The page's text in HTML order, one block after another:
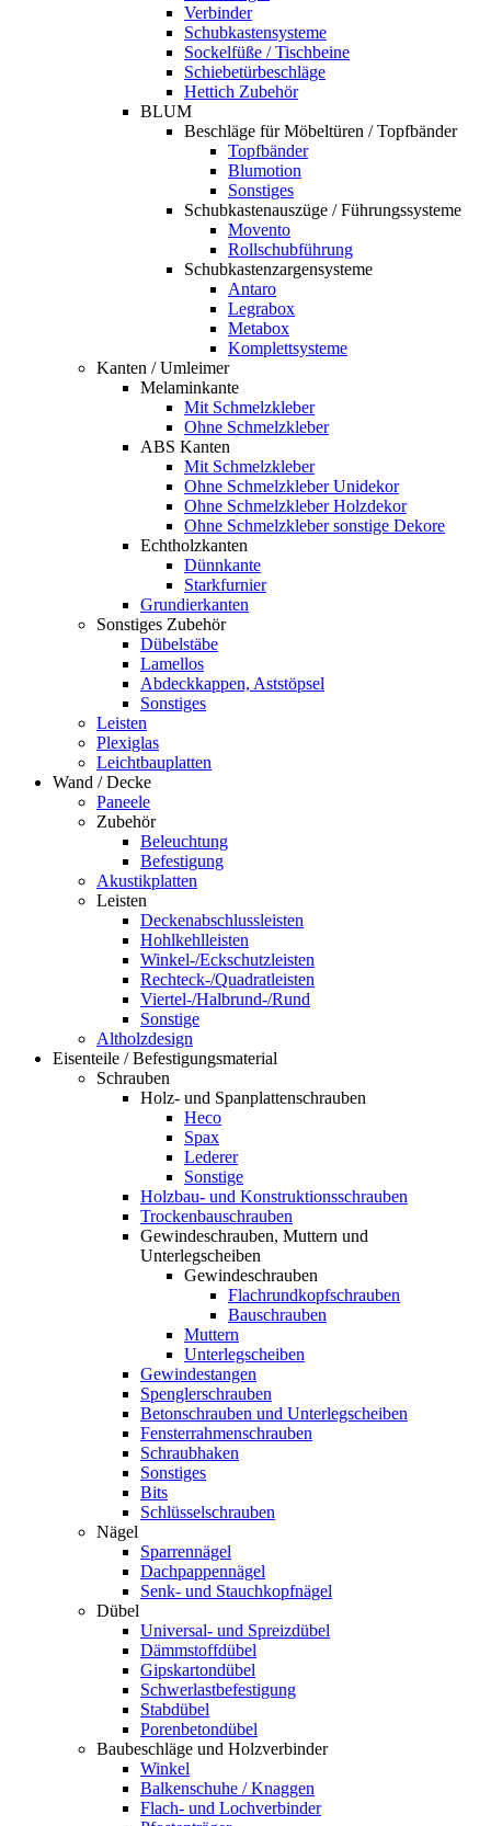
Verbinder
Schubkastensysteme
Sockelfüße / Tischbeine
Schiebetürbeschläge
Hettich Zubehör
BLUM
Beschläge für Möbeltüren / Topfbänder
Topfbänder
Blumotion
Sonstiges
Schubkastenauszüge / Führungssysteme
Movento
Rollschubführung
Schubkastenzargensysteme
Antaro
Legrabox
Metabox
Komplettsysteme
Kanten / Umleimer
Melaminkante
Mit Schmelzkleber
Ohne Schmelzkleber
ABS Kanten
Mit Schmelzkleber
Ohne Schmelzkleber Unidekor
Ohne Schmelzkleber Holzdekor
Ohne Schmelzkleber sonstige Dekore
Echtholzkanten
Dünnkante
Starkfurnier
Grundierkanten
Sonstiges Zubehör
Dübelstäbe
Lamellos
Abdeckkappen, Aststöpsel
Sonstiges
Leisten
Plexiglas
Leichtbauplatten
Wand / Decke
Paneele
Zubehör
Beleuchtung
Befestigung
Akustikplatten
Leisten
Deckenabschlussleisten
Hohlkehlleisten
Winkel-/Eckschutzleisten
Rechteck-/Quadratleisten
Viertel-/Halbrund-/Rund
Sonstige
Altholzdesign
Eisenteile / Befestigungsmaterial
Schrauben
Holz- und Spanplattenschrauben
Heco
Spax
Lederer
Sonstige
Holzbau- und Konstruktionsschrauben
Trockenbauschrauben
Gewindeschrauben, Muttern und
Unterlegscheiben
Gewindeschrauben
Flachrundkopfschrauben
Bauschrauben
Muttern
Unterlegscheiben
Gewindestangen
Spenglerschrauben
Betonschrauben und Unterlegscheiben
Fensterrahmenschrauben
Schraubhaken
Sonstiges
Bits
Schlüsselschrauben
Nägel
Sparrennägel
Dachpappennägel
Senk- und Stauchkopfnägel
Dübel
Universal- und Spreizdübel
Dämmstoffdübel
Gipskartondübel
Schwerlastbefestigung
Stabdübel
Porenbetondübel
Baubeschläge und Holzverbinder
Winkel
Balkenschuhe / Knaggen
Flach- und Lochverbinder